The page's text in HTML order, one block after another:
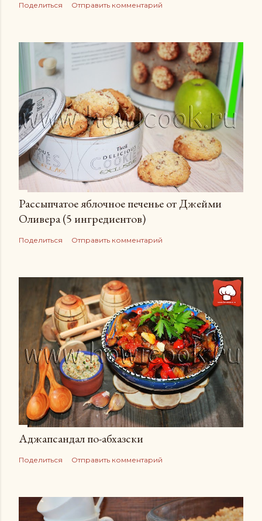
Поделиться Отправить комментарий
Рассыпчатое яблочное печенье от Джейми
Оливера (5 ингредиентов)
Поделиться Отправить комментарий
Аджапсандал по-абхазски
Поделиться Отправить комментарий